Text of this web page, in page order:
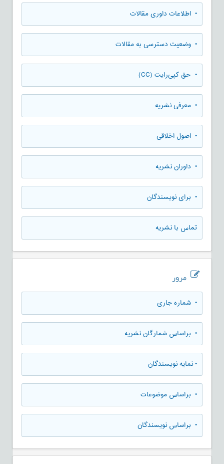
• اطلاعات داوری مقالات
• وضعیت دسترسی به مقالات
• حق کپی‌رایت (CC)
• معرفی نشریه
• اصول اخلاقی
• داوران نشریه
• برای نویسندگان
تماس با نشریه
مرور
• شماره جاری
• براساس شمارگان نشریه
•نمایه نویسندگان
• براساس موضوعات
• براساس نویسندگان